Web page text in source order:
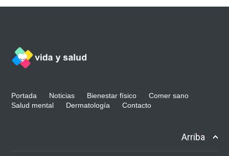
Portada Noticias Bienestar físico
Comer sano
Salud mental
Dermatología Contacto
Arriba